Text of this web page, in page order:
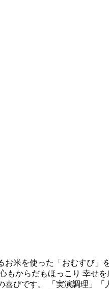
お米を使った「おむすび」
もからだもほっこり 幸せを
喜びです。 「実演調理」「